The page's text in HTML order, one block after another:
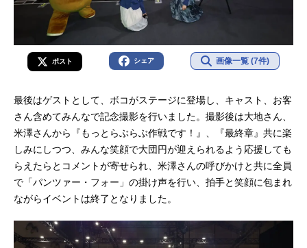
ポスト シェア 画像一覧 (7件)
最後はゲストとして、ボコがステージに登場し、キャスト、お客
さん含めてみんなで記念撮影を行いました。撮影後は大地さん、
米澤さんから『もっとらぶらぶ作戦です！』、『最終章』共に楽
しみにしつつ、みんな笑顔で大団円が迎えられるよう応援しても
らえたらとコメントが寄せられ、米澤さんの呼びかけと共に全員
で「パンツァー・フォー」の掛け声を行い、拍手と笑顔に包まれ
ながらイベントは終了となりました。